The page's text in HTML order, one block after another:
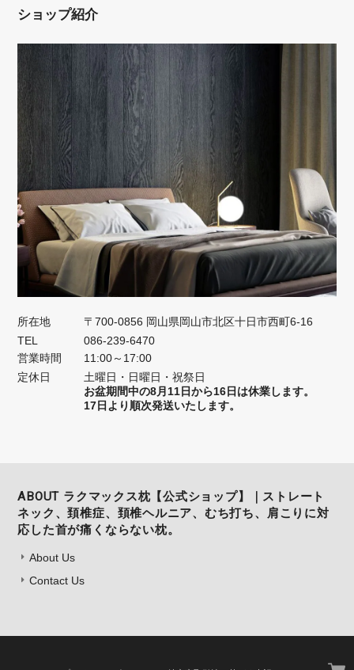
ショップ紹介
所在地
〒700-0856 岡山県岡山市北区十日市西町6-16
TEL
086-239-6470
営業時間
11:00～17:00
定休日
土曜日・日曜日・祝祭日
お盆期間中の8月11日から16日は休業します。
17日より順次発送いたします。
ABOUT ラクマックス枕【公式ショップ】｜ストレート
ネック、頚椎症、頚椎ヘルニア、むち打ち、肩こりに対
応した首が痛くならない枕。
About Us
Contact Us